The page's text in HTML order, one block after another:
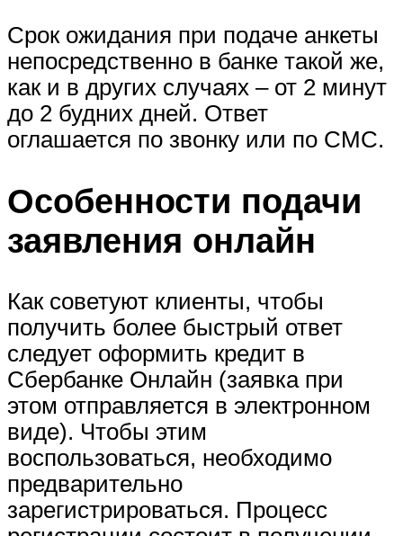
Срок ожидания при подаче анкеты
непосредственно в банке такой же,
как и в других случаях – от 2 минут
до 2 будних дней. Ответ
оглашается по звонку или по СМС.
Особенности подачи
заявления онлайн
Как советуют клиенты, чтобы
получить более быстрый ответ
следует оформить кредит в
Сбербанке Онлайн (заявка при
этом отправляется в электронном
виде). Чтобы этим
воспользоваться, необходимо
предварительно
зарегистрироваться. Процесс